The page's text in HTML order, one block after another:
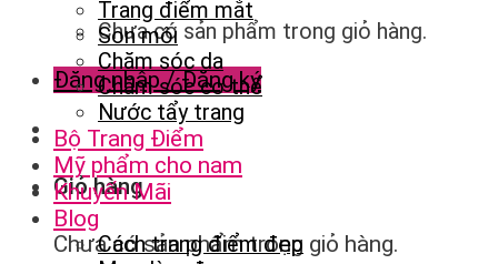
Chưa có sản phẩm trong giỏ hàng.
Đăng nhập / Đăng ký
Giỏ hàng
Chưa có sản phẩm trong giỏ hàng.
Trang điểm mắt
Son môi
Chăm sóc da
Chăm sóc cơ thể
Nước tẩy trang
Bộ Trang Điểm
Mỹ phẩm cho nam
Khuyến Mãi
Blog
Cách trang điểm đẹp